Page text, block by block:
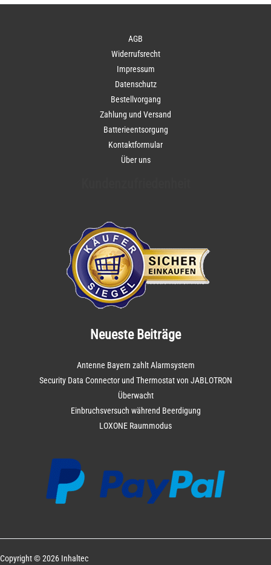
AGB
Widerrufsrecht
Impressum
Datenschutz
Bestellvorgang
Zahlung und Versand
Batterieentsorgung
Kontaktformular
Über uns
Neueste Beiträge
Antenne Bayern zahlt Alarmsystem
Security Data Connector und Thermostat von JABLOTRON
Überwacht
Einbruchsversuch während Beerdigung
LOXONE Raummodus
Copyright © 2026 Inhaltec